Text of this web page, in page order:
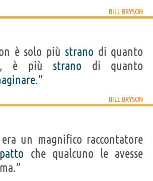
BILL BRYSON
è solo più strano di quanto
è più strano di quanto
.”
BILL BRYSON
era un magnifico raccontatore
patto che qualcuno le avesse